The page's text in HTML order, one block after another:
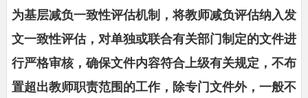
为基层减负一致性评估机制，将教师减负评估纳入发
文一致性评估，对单独或联合有关部门制定的文件进
行严格审核，确保文件内容符合上级有关规定，不布
置超出教师职责范围的工作，除专门文件外，一般不